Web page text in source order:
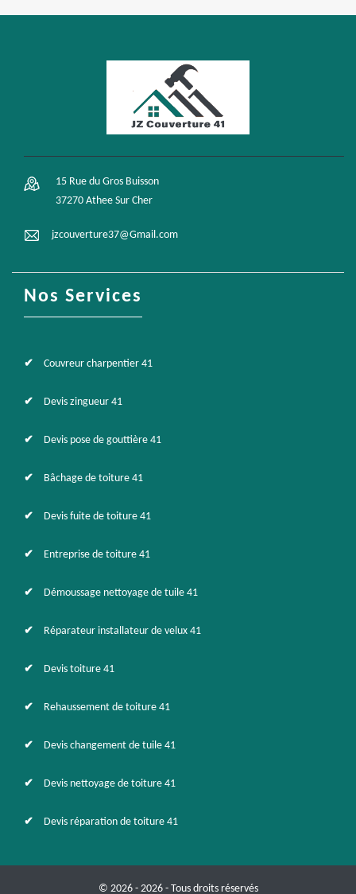
15 Rue du Gros Buisson
37270 Athee Sur Cher
jzcouverture37@Gmail.com
Nos Services
Couvreur charpentier 41
Devis zingueur 41
Devis pose de gouttière 41
Bâchage de toiture 41
Devis fuite de toiture 41
Entreprise de toiture 41
Démoussage nettoyage de tuile 41
Réparateur installateur de velux 41
Devis toiture 41
Rehaussement de toiture 41
Devis changement de tuile 41
Devis nettoyage de toiture 41
Devis réparation de toiture 41
© 2026 - 2026 - Tous droits réservés